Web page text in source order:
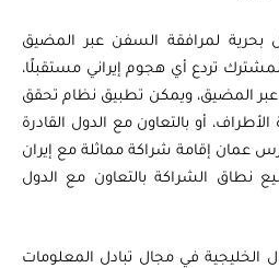
لمرافقة السفن عبر المضيق
تردع أي هجوم إيراني مستقبلًا،
عبر المضيق، ويمكن تطبيق نظام تحقق
أو بالتعاون مع الدول القادرة
عمان إقامة شراكة مماثلة مع إيران
الشراكة بالتعاون مع الدول
الخليجية في مجال تبادل المعلومات